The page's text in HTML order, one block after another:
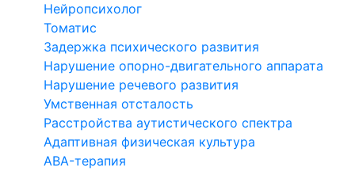
Нейропсихолог
Томатис
Задержка психического развития
Нарушение опорно-двигательного аппарата
Нарушение речевого развития
Умственная отсталость
Расстройства аутистического спектра
Адаптивная физическая культура
ABA-терапия